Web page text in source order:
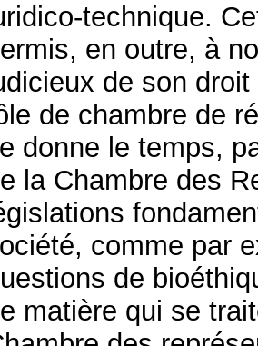
technique.
en outre, à
de son
de chambre de
donne le temps,
la Chambre des
comme par
de
matière qui se